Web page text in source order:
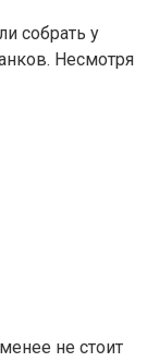
собрать у
Несмотря
не стоит